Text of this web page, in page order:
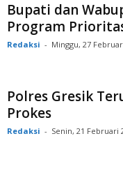
Bupati dan
Program
Redaksi - Minggu, 27
Polres Gresik
Prokes
Redaksi - Senin, 21 Februari